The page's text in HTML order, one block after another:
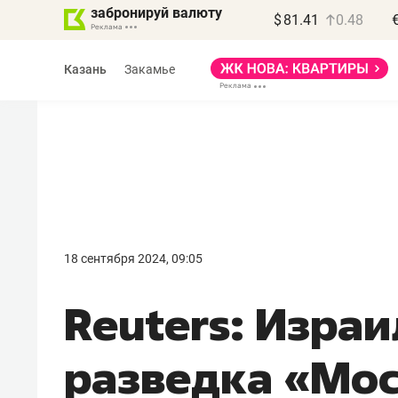
забронируй валюту $ 81.41 0.48
Казань Закамье
18 сентября 2024, 09:05
Reuters:
разведка
правил, бизнес может
потерять минимум